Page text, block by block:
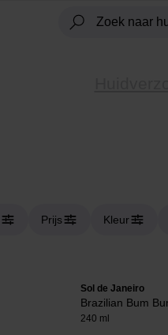
Prijs Kleur
Sol de Janeiro
Brazilian Bum
240 ml